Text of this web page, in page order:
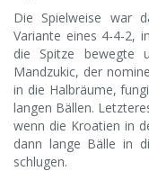
Die Spielweise war
Variante eines 4-4-2,
die Spitze bewegte
Mandzukic, der
in die Halbräume,
langen Bällen.
wenn die Kroatien in
dann lange Bälle in
schlugen.